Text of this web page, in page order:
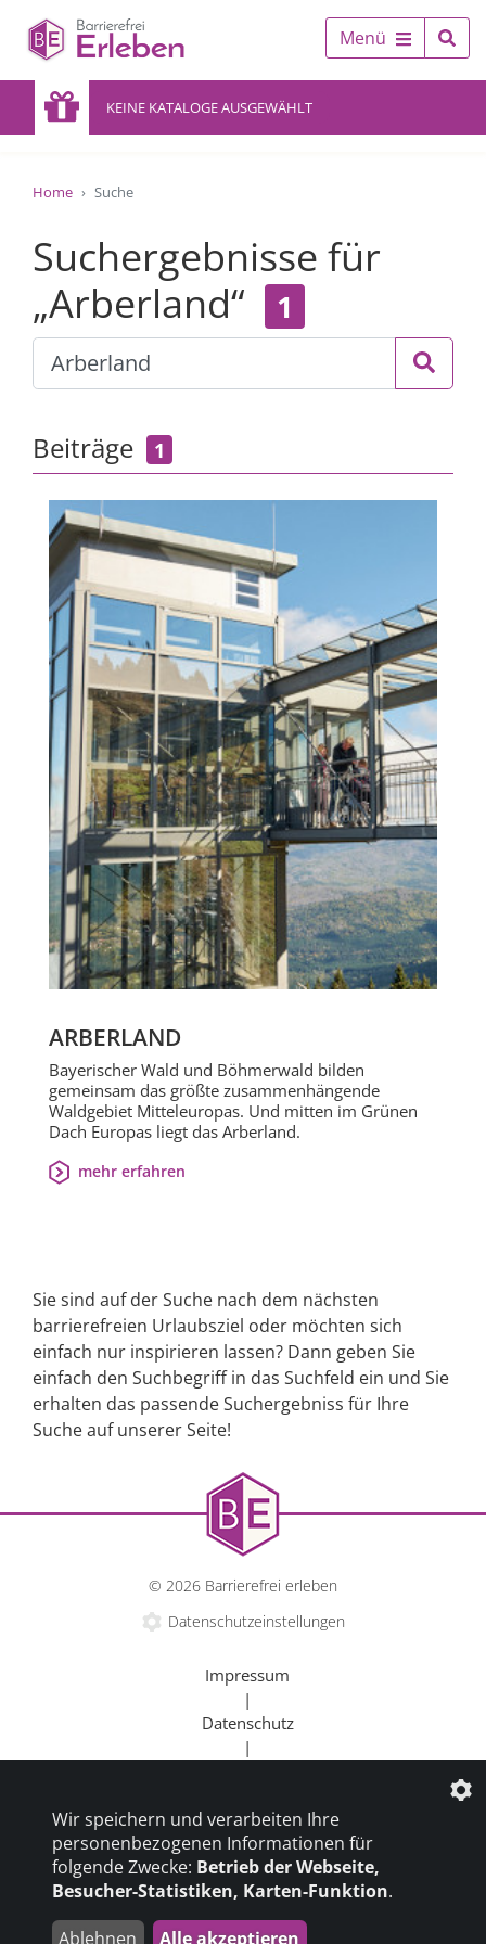
Menü
KEINE KATALOGE AUSGEWÄHLT
Home Suche
Suchergebnisse für
„Arberland“
1
Beiträge 1
ARBERLAND
Bayerischer Wald und Böhmerwald bilden
gemeinsam das größte zusammenhängende
Waldgebiet Mitteleuropas. Und mitten im Grünen
Dach Europas liegt das Arberland.
mehr erfahren
Sie sind auf der Suche nach dem nächsten
barrierefreien Urlaubsziel oder möchten sich
einfach nur inspirieren lassen? Dann geben Sie
einfach den Suchbegriff in das Suchfeld ein und Sie
erhalten das passende Suchergebniss für Ihre
Suche auf unserer Seite!
© 2026 Barrierefrei erleben
Datenschutzeinstellungen
Impressum
|
Datenschutz
|
Beratung
|
Goldener Rollstuhl
|
Wir speichern und verarbeiten Ihre
personenbezogenen Informationen für
folgende Zwecke: Betrieb der Webseite,
Besucher-Statistiken, Karten-Funktion.
Ablehnen Alle akzeptieren